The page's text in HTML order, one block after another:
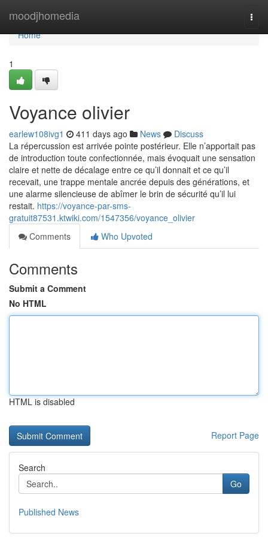
moodjhomedia
Home
Home
1
Voyance olivier
earlew108ivg1 411 days ago News
Discuss
La répercussion est arrivée pointe postérieur. Elle n’apportait pas
de introduction toute confectionnée, mais évoquait une sensation
claire et nette de décalage entre ce qu’il donnait et ce qu’il
recevait, une trappe mentale ancrée depuis des générations, et
une alarme silencieuse de abîmer le brin de sécurité qu’il lui
restait. https://voyance-par-sms-
gratuit87531.ktwiki.com/1547356/voyance_olivier
Comments
Who Upvoted
Comments
Submit a Comment
No HTML
HTML is disabled
Report Page
Search
Go
Published News